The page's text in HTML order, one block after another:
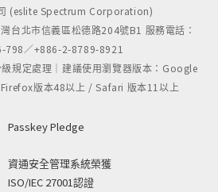
(eslite Spectrum Corporation)
台北市信義區松德路204號B1 服務電話：
798／+886-2-8789-8921
規定處理｜建議使用瀏覽器版本：Google
版本48以上 / Safari 版本11以上
Passkey Pledge
資通安全管理系統榮獲
ISO/IEC 27001認證